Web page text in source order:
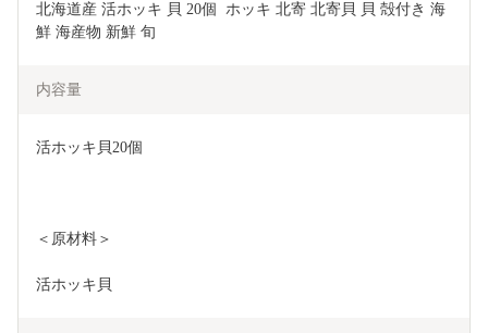
北海道産 活ホッキ 貝 20個  ホッキ 北寄 北寄貝 貝 殻付き 海
鮮 海産物 新鮮 旬
内容量
活ホッキ貝20個
＜原材料＞
活ホッキ貝